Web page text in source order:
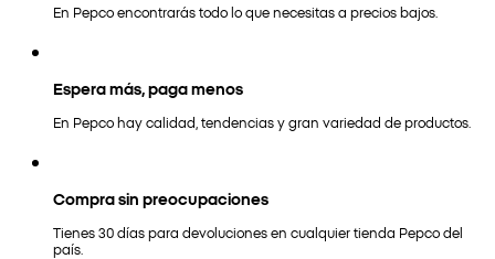
En Pepco encontrarás todo lo que necesitas a precios bajos.
Espera más, paga menos
En Pepco hay calidad, tendencias y gran variedad de productos.
Compra sin preocupaciones
Tienes 30 días para devoluciones en cualquier tienda Pepco del
país.